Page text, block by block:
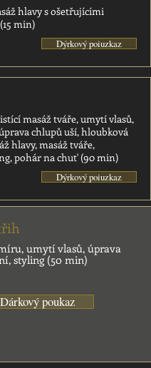
hlavy s ošetřujícími
min)
Dýrkový poiuzkaz
masáž tváře, umytí vlasů,
chlupů uší, hloubková
hlavy, masáž tváře,
pohár na chut' (90 min)
Dýrkový poiuzkaz
umytí vlasů, úprava
styling (50 min)
Dárkový poukaz